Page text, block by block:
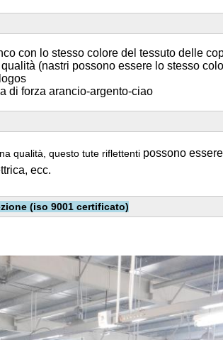
con lo stesso colore del tessuto delle
(nastri possono essere lo stesso
di forza arancio-argento-ciao
qualità, questo tute riflettenti possono
ecc.
(iso 9001 certificato)